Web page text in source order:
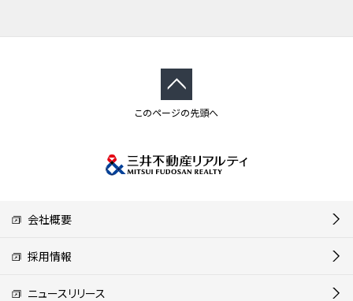
このページの先頭へ
会社概要
採用情報
ニュースリリース